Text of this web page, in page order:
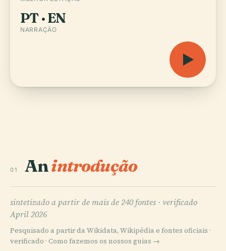
PT · EN
NARRAÇÃO
01 Anintrodução
sintetizado a partir de mais de 240 fontes · verificado
April 2026
Pesquisado a partir da Wikidata, Wikipédia e fontes oficiais ·
verificado · Como fazemos os nossos guias →